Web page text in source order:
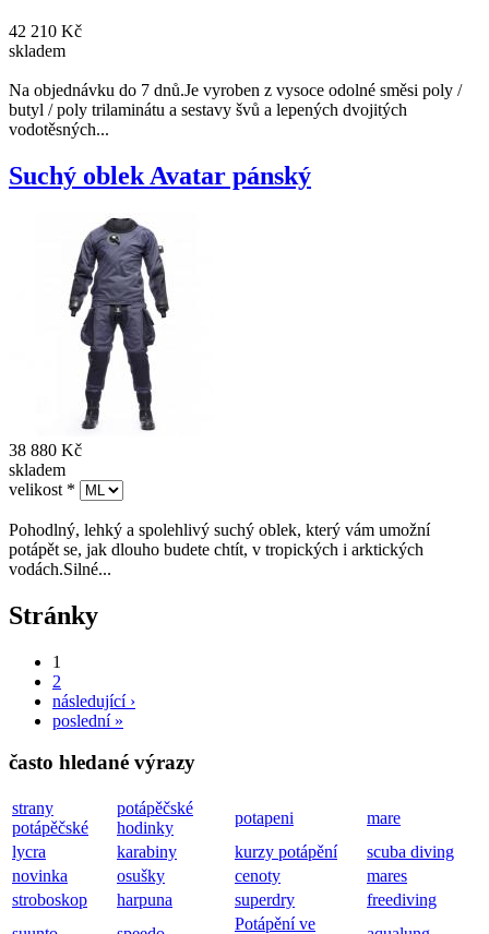
42 210 Kč
skladem
Na objednávku do 7 dnů.Je vyroben z vysoce odolné směsi poly /
butyl / poly trilaminátu a sestavy švů a lepených dvojitých
vodotěsných...
Suchý oblek Avatar pánský
38 880 Kč
skladem
velikost *
Pohodlný, lehký a spolehlivý suchý oblek, který vám umožní
potápět se, jak dlouho budete chtít, v tropických i arktických
vodách.Silné...
Stránky
1
2
následující ›
poslední »
často hledané výrazy
strany
potápěčské
potápěčské
hodinky
potapeni
mare
lycra
karabiny kurzy potápění
scuba diving
novinka
osušky cenoty
mares
stroboskop
harpuna superdry
freediving
Potápění ve